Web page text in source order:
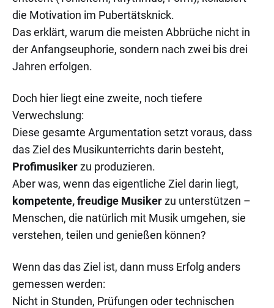
die Motivation im Pubertätsknick.
Das erklärt, warum die meisten Abbrüche nicht in
der Anfangseuphorie, sondern nach zwei bis drei
Jahren erfolgen.
Doch hier liegt eine zweite, noch tiefere
Verwechslung:
Diese gesamte Argumentation setzt voraus, dass
das Ziel des Musikunterrichts darin besteht,
Profimusikerzu produzieren.
Aber was, wenn das eigentliche Ziel darin liegt,
kompetente, freudige Musikerzu unterstützen –
Menschen, die natürlich mit Musik umgehen, sie
verstehen, teilen und genießen können?
Wenn das das Ziel ist, dann muss Erfolg anders
gemessen werden:
Nicht in Stunden, Prüfungen oder technischen